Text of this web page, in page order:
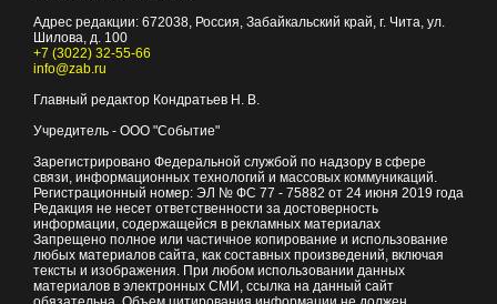
Адрес редакции: 672038 , Россия, Забайкальский край, г. Чита ул.
Шилова, д. 100
+7 (3022) 32-55-66
info@zab.ru
Главный редактор Кондратьев Н. В.
Учредитель - ООО "Событие"
Зарегистрировано Федеральной службой по надзору в сфере
связи, информационных технологий и массовых коммуникаций.
Регистрационный номер: ЭЛ № ФС 77 - 75882 от 24 июня 2019 года
Редакция не несет ответственности за достоверность
информации, содержащейся в рекламных материалах
Запрещено полное или частичное копирование и использование
любых материалов сайта, как составных произведений, включая
тексты и изображения. При любом использовании данных
материалов в электронных СМИ, ссылка на данный сайт